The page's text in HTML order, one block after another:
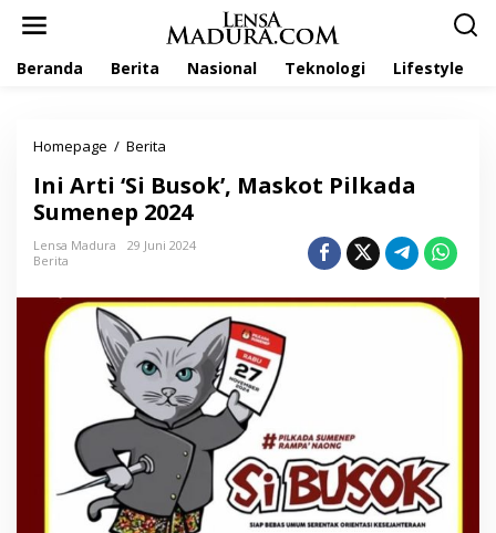
Beranda Berita Nasional Teknologi Lifestyle
Homepage / Berita
i
A
r
t
S
B
u
s
o
k
M
a
s
Ini Arti ‘Si Busok’, Maskot Pilkada
Sumenep 2024
Lensa Madura
29 Juni 2024
Berita